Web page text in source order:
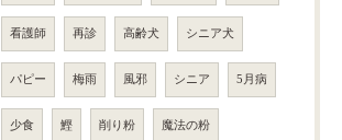
看護師 再診 高齢犬 シニア犬
パピー 梅雨 風邪 シニア 5月病
少食 鰹 削り粉 魔法の粉